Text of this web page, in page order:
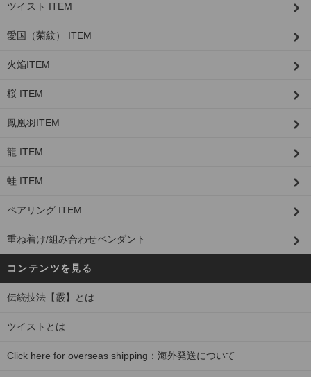
ツイスト ITEM
愛国（菊紋） ITEM
火焔ITEM
桜 ITEM
鳳凰羽ITEM
龍 ITEM
蛙 ITEM
ペアリング ITEM
重ね着け/組み合わせペンダント
コンテンツを見る
伝統技法【霰】とは
ツイストとは
Click here for overseas shipping：海外発送について